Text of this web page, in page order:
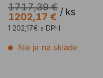
1717,39 €
1202,17 € / ks
1 202,17€ s DPH
Nie je na sklade